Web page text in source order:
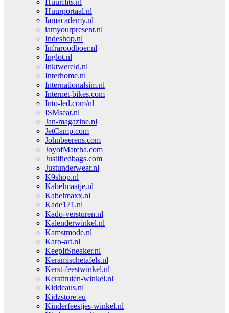
Huurflits.nl
Huurportaal.nl
Iamacademy.nl
iamyourpresent.nl
Indeshop.nl
Infraroodboer.nl
Inglot.nl
Inktwereld.nl
Interhome.nl
Internationalsim.nl
Internet-bikes.com
Into-led.com/nl
ISMseat.nl
Jan-magazine.nl
JetCamp.com
Johnbeerens.com
JoyofMatcha.com
Justifiedbags.com
Justunderwear.nl
K9shop.nl
Kabelmaatje.nl
Kabelmaxx.nl
Kade171.nl
Kado-versturen.nl
Kalenderwinkel.nl
Kamstmode.nl
Karo-art.nl
KeepItSneaker.nl
Keramischetafels.nl
Kerst-feestwinkel.nl
Kersttruien-winkel.nl
Kiddeaus.nl
Kidzstore.eu
Kinderfeestjes-winkel.nl